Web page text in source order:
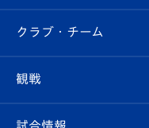
すべて
クラブ
クラブ・チーム
観戦
観戦ルール
試合情報